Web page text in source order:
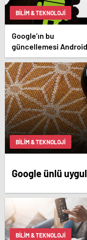
BILIM & TEKNOLOJI
Google’ın bu
güncellemesi
SIM kart kullanımını
ortadan kaldıracak
BILIM & TEKNOLOJI
Google ünlü
BILIM & TEKNOLOJI